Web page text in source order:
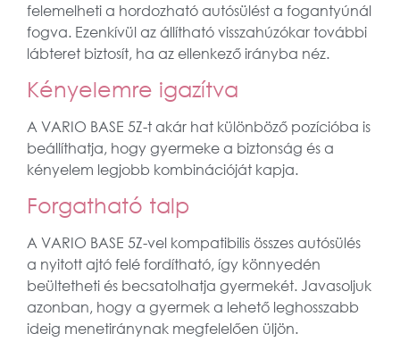
felemelheti a hordozható autósülést a fogantyúnál
fogva. Ezenkívül az állítható visszahúzókar további
lábteret biztosít, ha az ellenkező irányba néz.
Kényelemre igazítva
A VARIO BASE 5Z-t akár hat különböző pozícióba is
beállíthatja, hogy gyermeke a biztonság és a
kényelem legjobb kombinációját kapja.
Forgatható talp
A VARIO BASE 5Z-vel kompatibilis összes autósülés
a nyitott ajtó felé fordítható, így könnyedén
beültetheti és becsatolhatja gyermekét. Javasoljuk
azonban, hogy a gyermek a lehető leghosszabb
ideig menetiránynak megfelelően üljön.